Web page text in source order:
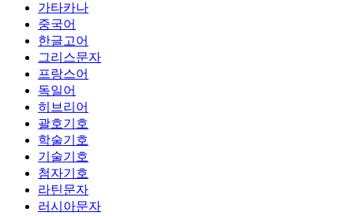
가타카나
중국어
한글고어
그리스문자
프랑스어
독일어
히브리어
괄호기호
학술기호
기술기호
첨자기호
라틴문자
러시아문자